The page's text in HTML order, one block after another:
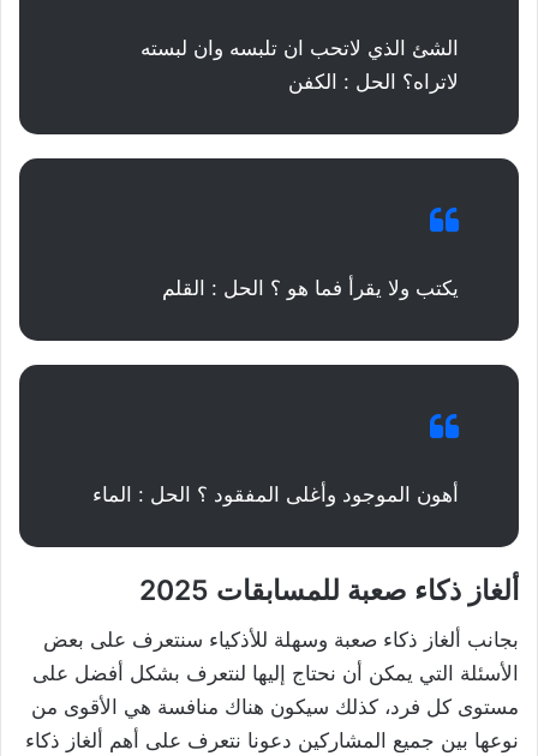
الشئ الذي لاتحب ان تلبسه وان لبسته
لاتراه؟ الحل : الكفن
يكتب ولا يقرأ فما هو ؟ الحل : القلم
أهون الموجود وأغلى المفقود ؟ الحل : الماء
ألغاز ذكاء صعبة للمسابقات 2025
بجانب ألغاز ذكاء صعبة وسهلة للأذكياء سنتعرف على بعض
الأسئلة التي يمكن أن نحتاج إليها لنتعرف بشكل أفضل على
مستوى كل فرد، كذلك سيكون هناك منافسة هي الأقوى من
نوعها بين جميع المشاركين دعونا نتعرف على أهم ألغاز ذكاء